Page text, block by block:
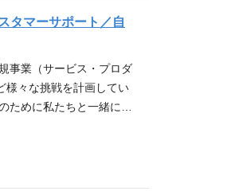
環境です。 求める人物
える ┗要件定義ではな
ーズや課題に向き合う
動が「家族に誇れる
NRR / チャーンレート
度を維持した効率改善の
ードバックプロセス構築
ロ化（またはそれに近し
社サービスの顧客満足度
施策の立案・推進もお任
の教育・評価・勤怠マネ
、マニュアル整備、業務
約抑止」や「アップセル
・採用における評価/面
築 ※従事すべき業務の変
ます 募集要件 【必須
おける BtoBカスタマー
における、20名以上の
（KPI設計・改善PDCA）
タマーサポート／自
事業（サービス・プロダ
様々な挑戦を計画してい
ために私たちと一緒に働
務詳細 当社サービス、
ーからの問い合わせに
範囲：会社の定める業